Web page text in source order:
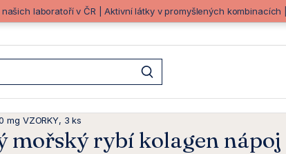
laboratoří v ČR | Aktivní látky v promyšlených kombinacích
mg VZORKY, 3 ks
rybí kolagen nápoj